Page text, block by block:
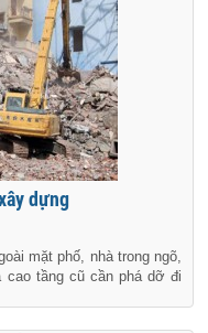
dựng
mặt phố, nhà trong ngõ,
cao tầng cũ cần phá dỡ đi